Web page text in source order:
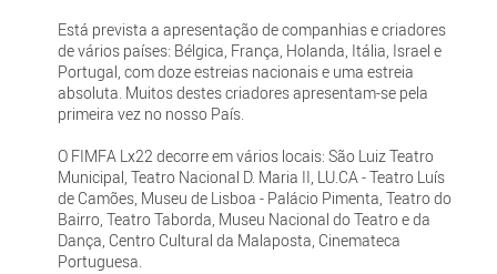
Está prevista a apresentação de companhias e criadores
de vários países: Bélgica, França, Holanda, Itália, Israel e
Portugal, com doze estreias nacionais e uma estreia
absoluta. Muitos destes criadores apresentam-se pela
primeira vez no nosso País.
O FIMFA Lx22 decorre em vários locais: São Luiz Teatro
Municipal, Teatro Nacional D. Maria II, LU.CA - Teatro Luís
de Camões, Museu de Lisboa - Palácio Pimenta, Teatro do
Bairro, Teatro Taborda, Museu Nacional do Teatro e da
Dança, Centro Cultural da Malaposta, Cinemateca
Portuguesa.